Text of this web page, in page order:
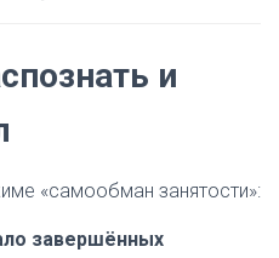
и
«самообман занятости»:
завершённых